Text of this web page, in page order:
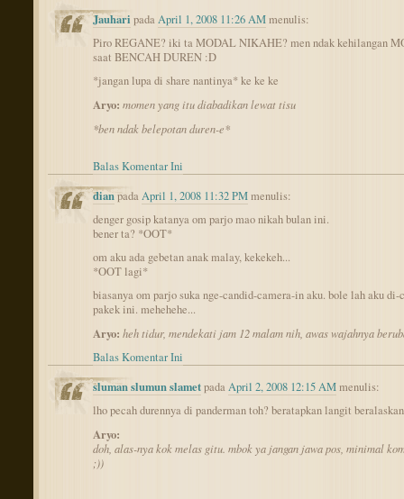
Jauhari padaApril 1, 2008 11:26 AMmenulis:
Piro REGANE? iki ta MODAL NIKAHE? men ndak kehilangan
saat BENCAH DUREN :D
*jangan lupa di share nantinya* ke ke ke
Aryo: momen yang itu diabadikan lewat tisu
*ben ndak belepotan duren-e*
Balas Komentar Ini
dianpadaApril 1, 2008 11:32 PMmenulis:
denger gosip katanya om parjo mao nikah bulan ini.
bener ta? *OOT*
om aku ada gebetan anak malay, kekekeh...
*OOT lagi*
biasanya om parjo suka nge-candid-camera-in aku. bole lah aku di-
pakek ini. mehehehe...
Aryo: heh tidur, mendekati jam 12 malam nih, awas wajahnya
Balas Komentar Ini
sluman slumun slametpadaApril 2, 2008 12:15 AMmenulis:
lho pecah durennya di panderman toh? beratapkan langit
Aryo:
doh, alas-nya kok melas gitu. mbok ya jangan jawa pos, minimal
;))